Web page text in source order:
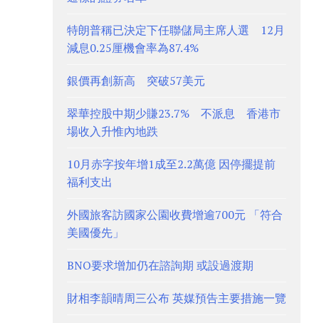
特朗普稱已決定下任聯儲局主席人選 12月
減息0.25厘機會率為87.4%
銀價再創新高 突破57美元
翠華控股中期少賺23.7% 不派息 香港市
場收入升惟內地跌
10月赤字按年增1成至2.2萬億 因停擺提前
福利支出
外國旅客訪國家公園收費增逾700元 「符合
美國優先」
BNO要求增加仍在諮詢期 或設過渡期
財相李韻晴周三公布 英媒預告主要措施一覽